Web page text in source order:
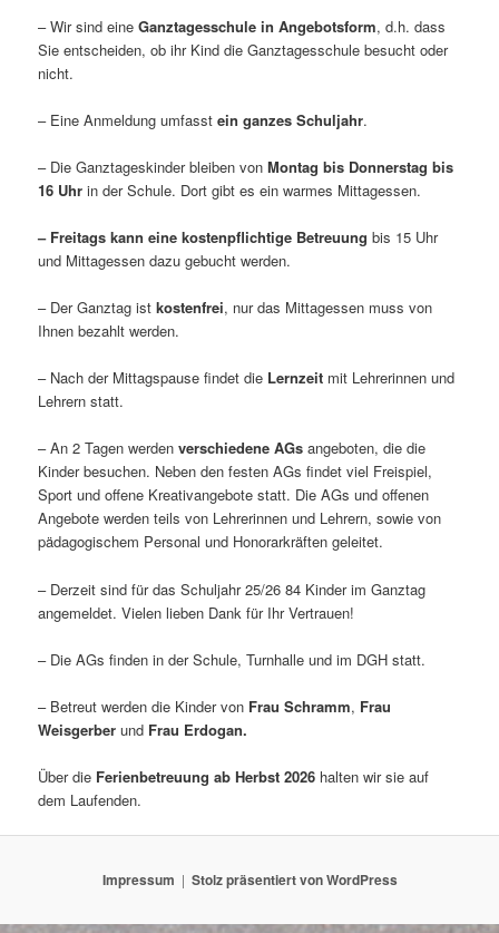
– Wir sind eineGanztagesschule in Angebotsform, d.h. dass
Sie entscheiden, ob ihr Kind die Ganztagesschule besucht oder
nicht.
– Eine Anmeldung umfasstein ganzes Schuljahr.
– Die Ganztageskinder bleiben vonMontag bis Donnerstag bis
16 Uhr in der Schule. Dort gibt es ein warmes Mittagessen.
– Freitags kann eine kostenpflichtige Betreuung bis 15 Uhr
und Mittagessen dazu gebucht werden.
– Der Ganztag istkostenfrei, nur das Mittagessen muss von
Ihnen bezahlt werden.
– Nach der Mittagspause findet die Lernzeit mit Lehrerinnen und
Lehrern statt.
– An 2 Tagen werdenverschiedene AGs angeboten, die die
Kinder besuchen. Neben den festen AGs findet viel Freispiel,
Sport und offene Kreativangebote statt. Die AGs und offenen
Angebote werden teils von Lehrerinnen und Lehrern, sowie von
pädagogischem Personal und Honorarkräften geleitet.
– Derzeit sind für das Schuljahr 25/26 84 Kinder im Ganztag
angemeldet. Vielen lieben Dank für Ihr Vertrauen!
– Die AGs finden in der Schule, Turnhalle und im DGH statt.
– Betreut werden die Kinder von Frau Schramm, Frau
Weisgerber und Frau Erdogan.
Über die Ferienbetreuung ab Herbst 2026 halten wir sie auf
dem Laufenden.
Impressum Stolz präsentiert von WordPress